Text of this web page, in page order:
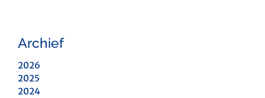
Archief
2026
2025
2024